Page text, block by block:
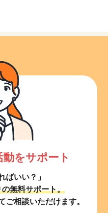
をサポート
ばいい？」
無料サポート。
ご相談いただけます。